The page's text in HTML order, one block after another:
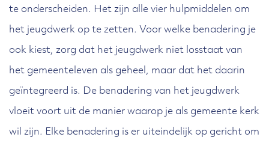
te onderscheiden. Het zijn alle vier hulpmiddelen om
het jeugdwerk op te zetten. Voor welke benadering je
ook kiest, zorg dat het jeugdwerk niet losstaat van
het gemeenteleven als geheel, maar dat het daarin
geïntegreerd is. De benadering van het jeugdwerk
vloeit voort uit de manier waarop je als gemeente kerk
wil zijn. Elke benadering is er uiteindelijk op gericht om